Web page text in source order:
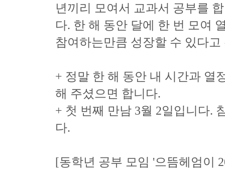
년끼리 모여서 교과서 공부를
다. 한 해 동안 달에 한 번 모여
참여하는만큼 성장할 수 있다고
+ 정말 한 해 동안 내 시간과 열
해 주셨으면 합니다.
+ 첫 번째 만남 3월 2일입니다.
다.
[동학년 공부 모임 '으뜸헤엄이